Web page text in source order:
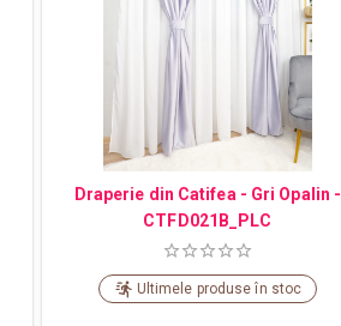
Draperie din Catifea - Gri Opalin -
CTFD021B_PLC
Ultimele produse în stoc